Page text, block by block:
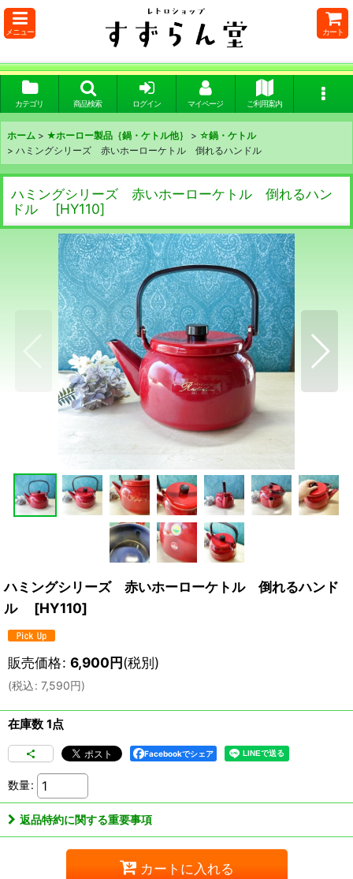
メニュー カート
カテゴリ 商品検索 ログイン マイページ ご利用案内
ホーム > ★ホーロー製品｛鍋・ケトル他｝ > ☆鍋・ケトル
> ハミングシリーズ 赤いホーローケトル 倒れるハンドル
ハミングシリーズ 赤いホーローケトル 倒れるハン
ドル
[HY110]
ハミングシリーズ 赤いホーローケトル 倒れるハンド
ル
[HY110]
販売価格: 6,900円(税別)
(税込: 7,590円)
在庫数 1点
Facebookでシェア
数量:
返品特約に関する重要事項
カートに入れる